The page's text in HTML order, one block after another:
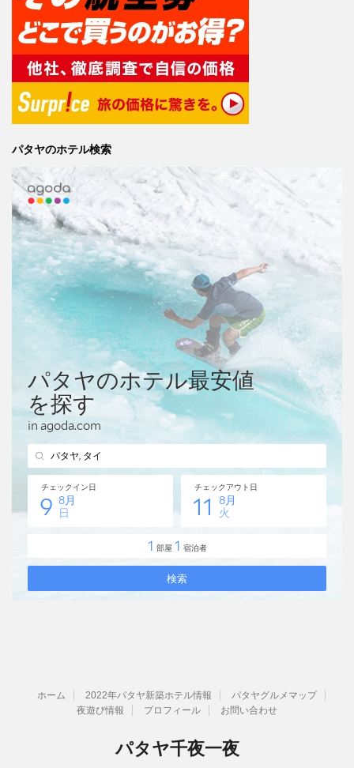
パタヤのホテル検索
ホーム 2022年パタヤ新築ホテル情報
パタヤグルメマップ
夜遊び情報
プロフィール お問い合わせ
パタヤ千夜一夜